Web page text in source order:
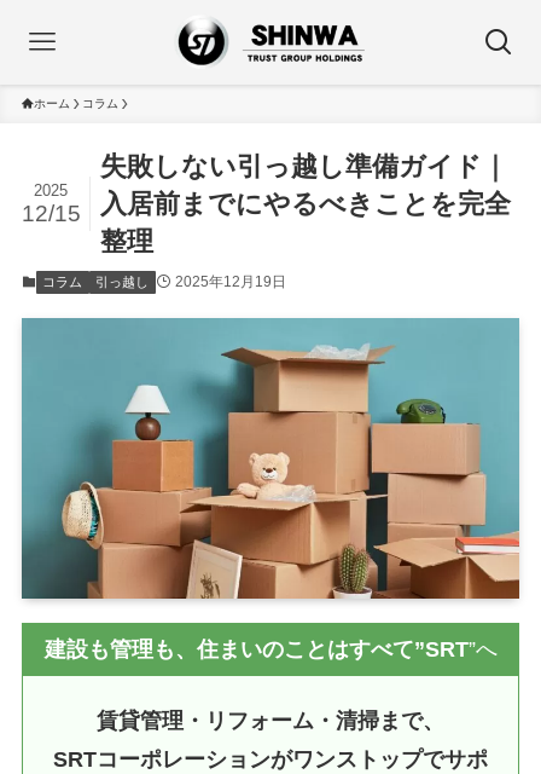
ホーム コラム
失敗しない引っ越し準備ガイド｜
入居前までにやるべきことを完全
整理
2025
12/15
コラム 引っ越し 2025年12月19日
建設も管理も、住まいのことはすべて”SRT”へ
賃貸管理・リフォーム・清掃まで、
SRTコーポレーションがワンストップでサポ